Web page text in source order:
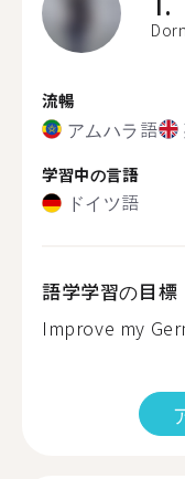
流暢
アムハラ語
学習中の言語
ドイツ語
語学学習の目標
Improve my